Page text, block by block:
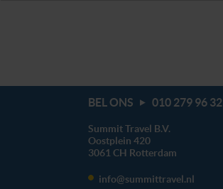
BEL ONS 010 279 96 32
Summit Travel B.V.
Oostplein 420
3061 CH Rotterdam
info@summittravel.nl